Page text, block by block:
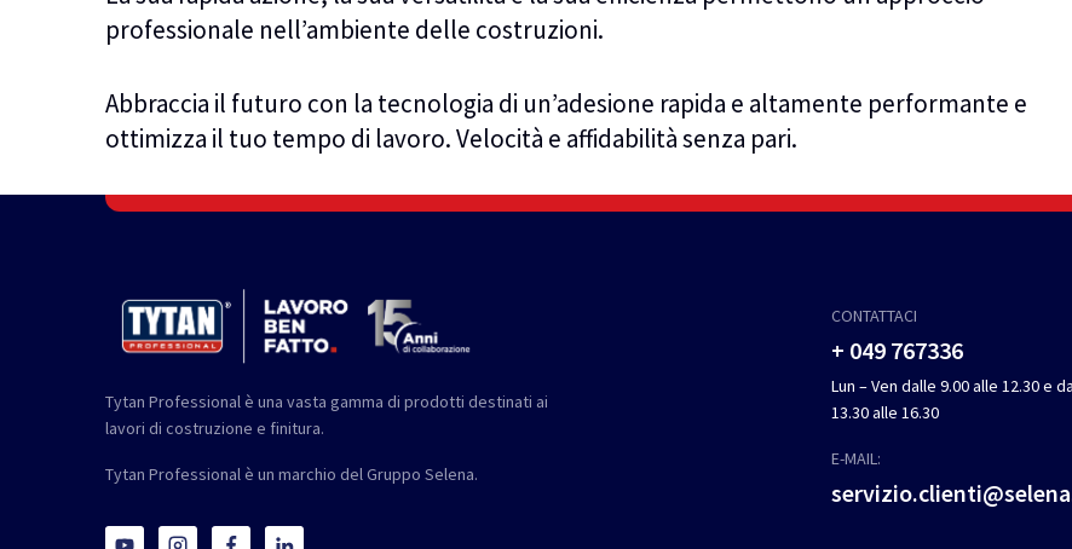
professionale nell’ambiente delle costruzioni.
Abbraccia il futuro con la tecnologia di un’adesione rapida e altamente performante e
ottimizza il tuo tempo di lavoro. Velocità e affidabilità senza pari.
Tytan Professional è una vasta gamma di prodotti destinati ai
lavori di costruzione e finitura.
Tytan Professional è un marchio del Gruppo Selena.
CONTATTACI
+ 049 767336
Lun – Ven dalle 9.00 alle 12.30 e
13.30 alle 16.30
E-MAIL: